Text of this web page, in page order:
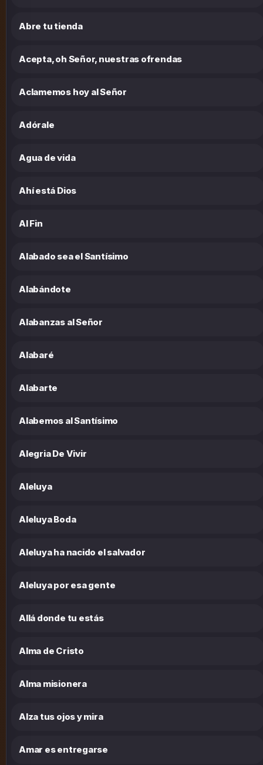
Abre tu tienda
Acepta, oh Señor, nuestras ofrendas
Aclamemos hoy al Señor
Adórale
Agua de vida
Ahí está Dios
Al Fin
Alabado sea el Santísimo
Alabándote
Alabanzas al Señor
Alabaré
Alabarte
Alabemos al Santísimo
Alegria De Vivir
Aleluya
Aleluya Boda
Aleluya ha nacido el salvador
Aleluya por esa gente
Allá donde tu estás
Alma de Cristo
Alma misionera
Alza tus ojos y mira
Amar es entregarse